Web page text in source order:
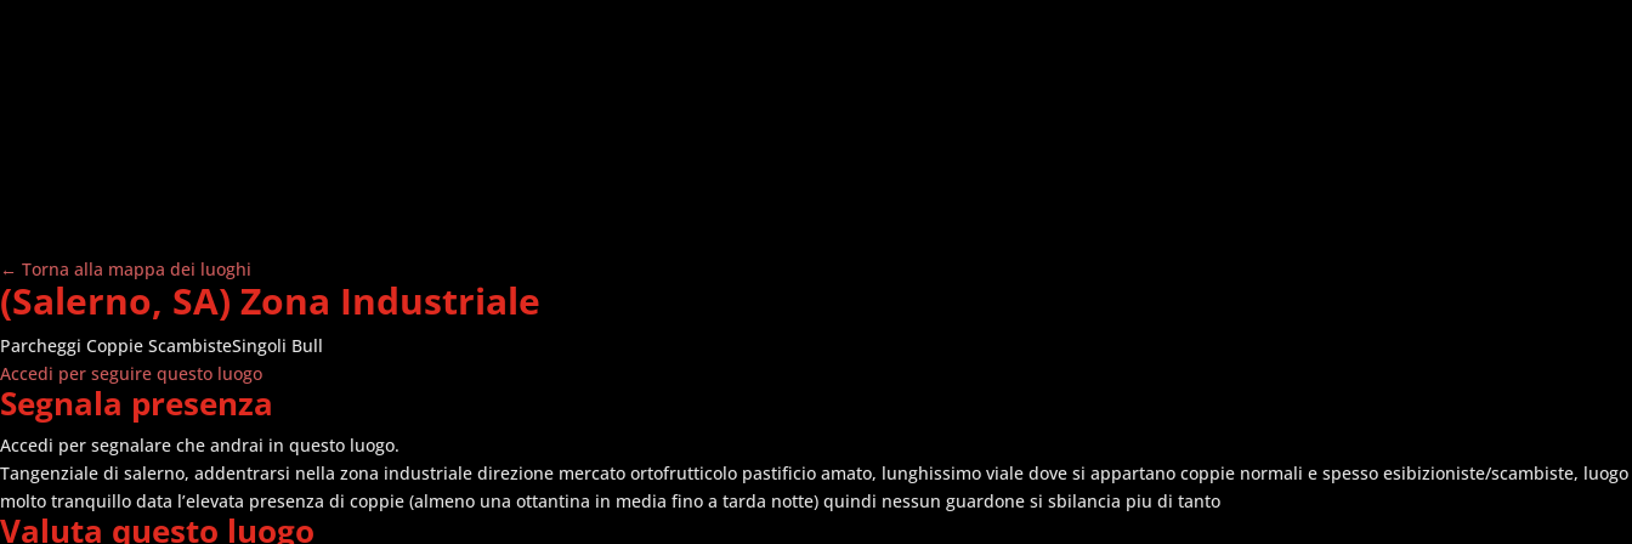
← Torna alla mappa dei luoghi
(Salerno, SA) Zona Industriale
Parcheggi Coppie ScambisteSingoli Bull
Accedi per seguire questo luogo
Segnala presenza
Accedi per segnalare che andrai in questo luogo.
Tangenziale di salerno, addentrarsi nella zona industriale direzione mercato ortofrutticolo pastificio amato, lunghissimo viale dove si appartano coppie normali e spesso esibizioniste/scambiste, luogo
molto tranquillo data l’elevata presenza di coppie (almeno una ottantina in media fino a tarda notte) quindi nessun guardone si sbilancia piu di tanto
Valuta questo luogo